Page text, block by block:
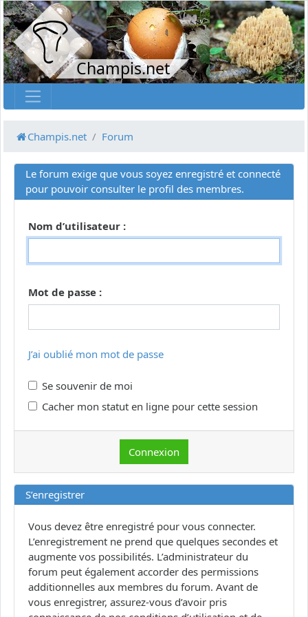
Champis.net
Champis.net Forum
Le forum exige que vous soyez enregistré et connecté
pour pouvoir consulter le profil des membres.
Nom d’utilisateur :
Mot de passe :
J’ai oublié mon mot de passe
Se souvenir de moi
Cacher mon statut en ligne pour cette session
S’enregistrer
Vous devez être enregistré pour vous connecter.
L’enregistrement ne prend que quelques secondes et
augmente vos possibilités. L’administrateur du
forum peut également accorder des permissions
additionnelles aux membres du forum. Avant de
vous enregistrer, assurez-vous d’avoir pris